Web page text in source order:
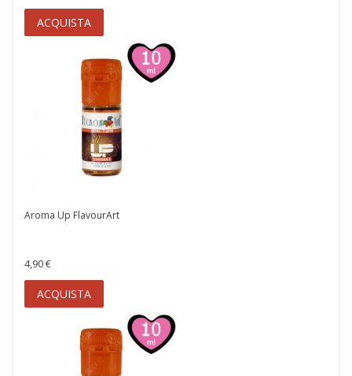
ACQUISTA
Aroma Up FlavourArt
4,90 €
ACQUISTA